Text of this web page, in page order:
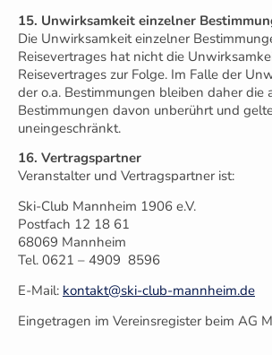
15. Unwirksamkeit einzelner
Die Unwirksamkeit einzelner
Reisevertrages hat nicht die
Reisevertrages zur Folge. Im Falle der
der o.a. Bestimmungen bleiben daher die
Bestimmungen davon unberührt und
uneingeschränkt.
16. Vertragspartner
Veranstalter und Vertragspartner ist:
Ski-Club Mannheim 1906 e.V.
Postfach 12 18 61
68069 Mannheim
Tel. 0621 – 4909 8596
E-Mail: kontakt@ski-club-mannheim.de
Eingetragen im Vereinsregister beim AG